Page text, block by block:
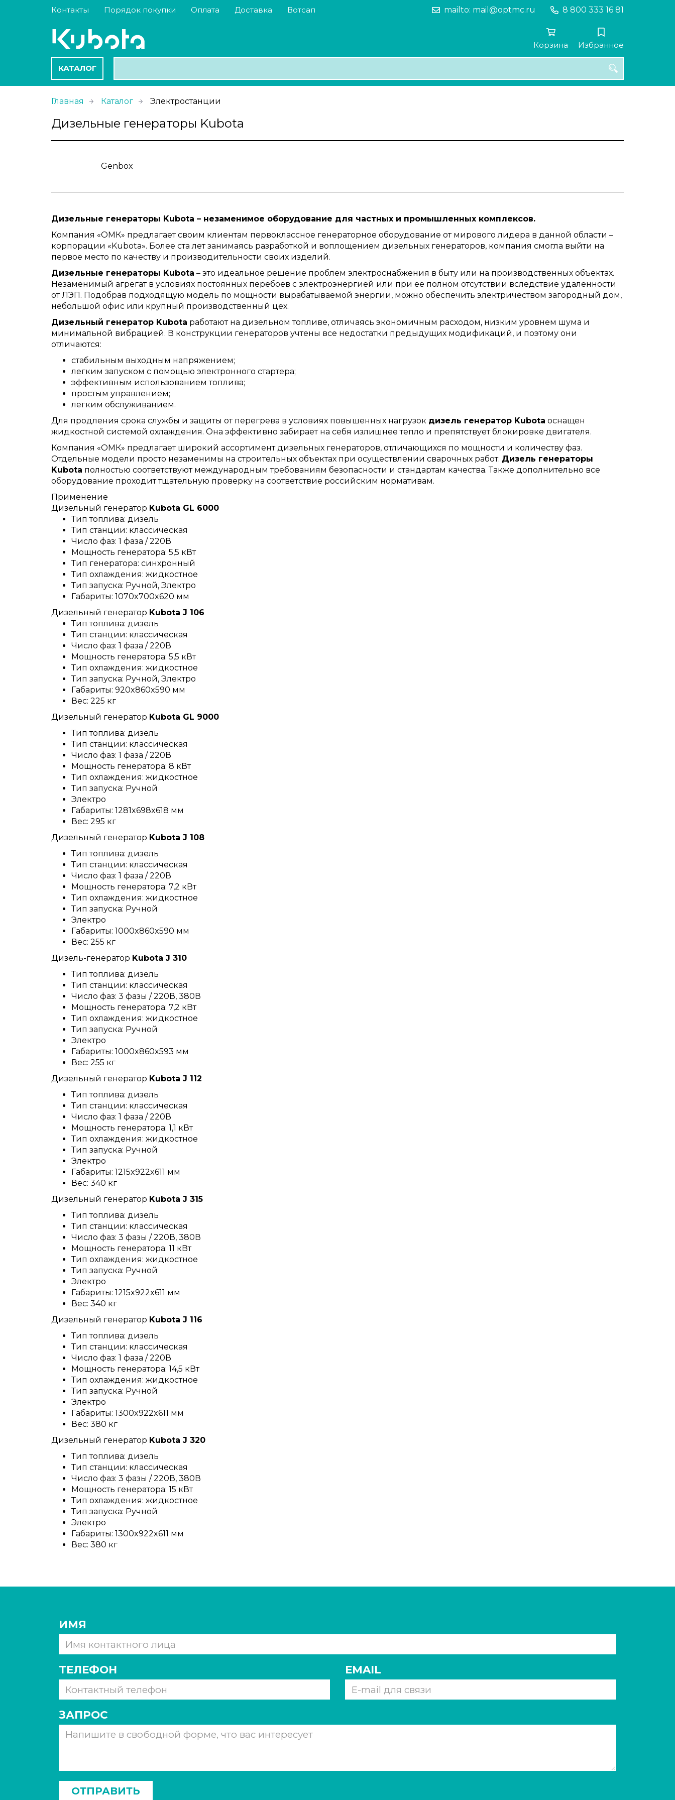
Контакты Порядок покупки Оплата Доставка Вотсап 8 800 333 16 81
mailto: mail@optmc.ru
Корзина Избранное
КАТАЛОГ
Главная Каталог Электростанции
Дизельные генераторы Kubota
Genbox
Дизельные генераторы Kubota – незаменимое оборудование для частных и промышленных комплексов.
Компания «ОМК» предлагает своим клиентам первоклассное генераторное оборудование от мирового лидера в данной области –
корпорации «Kubota». Более ста лет занимаясь разработкой и воплощением дизельных генераторов, компания смогла выйти на
первое место по качеству и производительности своих изделий.
Дизельные генераторы Kubota – это идеальное решение проблем электроснабжения в быту или на производственных объектах.
Незаменимый агрегат в условиях постоянных перебоев с электроэнергией или при ее полном отсутствии вследствие удаленности
от ЛЭП. Подобрав подходящую модель по мощности вырабатываемой энергии, можно обеспечить электричеством загородный дом,
небольшой офис или крупный производственный цех.
Дизельный генератор Kubota работают на дизельном топливе, отличаясь экономичным расходом, низким уровнем шума и
минимальной вибрацией. В конструкции генераторов учтены все недостатки предыдущих модификаций, и поэтому они
отличаются:
стабильным выходным напряжением;
легким запуском с помощью электронного стартера;
эффективным использованием топлива;
простым управлением;
легким обслуживанием.
Для продления срока службы и защиты от перегрева в условиях повышенных нагрузок дизель генератор Kubota оснащен
жидкостной системой охлаждения. Она эффективно забирает на себя излишнее тепло и препятствует блокировке двигателя.
Компания «ОМК» предлагает широкий ассортимент дизельных генераторов, отличающихся по мощности и количеству фаз.
Отдельные модели просто незаменимы на строительных объектах при осуществлении сварочных работ. Дизель генераторы
Kubota полностью соответствуют международным требованиям безопасности и стандартам качества. Также дополнительно все
оборудование проходит тщательную проверку на соответствие российским нормативам.
Применение
Дизельный генератор Kubota GL 6000
Тип топлива: дизель
Тип станции: классическая
Число фаз: 1 фаза / 220В
Мощность генератора: 5,5 кВт
Тип генератора: синхронный
Тип охлаждения: жидкостное
Тип запуска: Ручной, Электро
Габариты: 1070x700x620 мм
Дизельный генератор Kubota J 106
Тип топлива: дизель
Тип станции: классическая
Число фаз: 1 фаза / 220В
Мощность генератора: 5,5 кВт
Тип охлаждения: жидкостное
Тип запуска: Ручной, Электро
Габариты: 920x860x590 мм
Вес: 225 кг
Дизельный генератор Kubota GL 9000
Тип топлива: дизель
Тип станции: классическая
Число фаз: 1 фаза / 220В
Мощность генератора: 8 кВт
Тип охлаждения: жидкостное
Тип запуска: Ручной
Электро
Габариты: 1281x698x618 мм
Вес: 295 кг
Дизельный генератор Kubota J 108
Тип топлива: дизель
Тип станции: классическая
Число фаз: 1 фаза / 220В
Мощность генератора: 7,2 кВт
Тип охлаждения: жидкостное
Тип запуска: Ручной
Электро
Габариты: 1000x860x590 мм
Вес: 255 кг
Дизель-генератор Kubota J 310
Тип топлива: дизель
Тип станции: классическая
Число фаз: 3 фазы / 220В, 380В
Мощность генератора: 7,2 кВт
Тип охлаждения: жидкостное
Тип запуска: Ручной
Электро
Габариты: 1000x860x593 мм
Вес: 255 кг
Дизельный генератор Kubota J 112
Тип топлива: дизель
Тип станции: классическая
Число фаз: 1 фаза / 220В
Мощность генератора: 1,1 кВт
Тип охлаждения: жидкостное
Тип запуска: Ручной
Электро
Габариты: 1215x922x611 мм
Вес: 340 кг
Дизельный генератор Kubota J 315
Тип топлива: дизель
Тип станции: классическая
Число фаз: 3 фазы / 220В, 380В
Мощность генератора: 11 кВт
Тип охлаждения: жидкостное
Тип запуска: Ручной
Электро
Габариты: 1215x922x611 мм
Вес: 340 кг
Дизельный генератор Kubota J 116
Тип топлива: дизель
Тип станции: классическая
Число фаз: 1 фаза / 220В
Мощность генератора: 14,5 кВт
Тип охлаждения: жидкостное
Тип запуска: Ручной
Электро
Габариты: 1300x922x611 мм
Вес: 380 кг
Дизельный генератор Kubota J 320
Тип топлива: дизель
Тип станции: классическая
Число фаз: 3 фазы / 220В, 380В
Мощность генератора: 15 кВт
Тип охлаждения: жидкостное
Тип запуска: Ручной
Электро
Габариты: 1300x922x611 мм
Вес: 380 кг
ИМЯ
ТЕЛЕФОН EMAIL
ЗАПРОС
ОТПРАВИТЬ